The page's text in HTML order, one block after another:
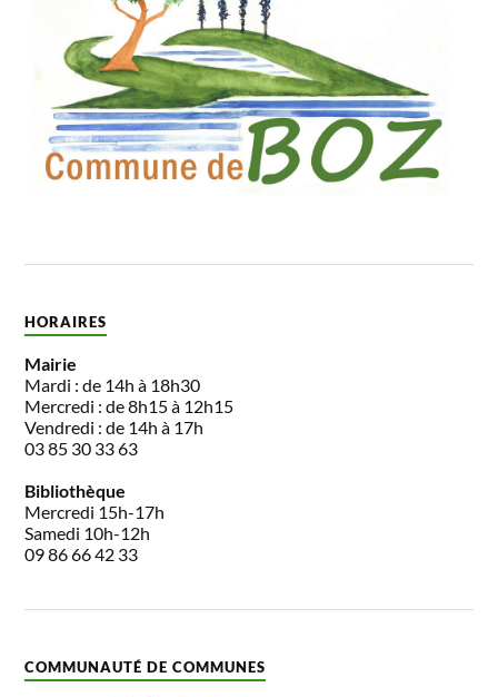
HORAIRES
Mairie
Mardi : de 14h à 18h30
Mercredi : de 8h15 à 12h15
Vendredi : de 14h à 17h
03 85 30 33 63
Bibliothèque
Mercredi 15h-17h
Samedi 10h-12h
09 86 66 42 33
COMMUNAUTÉ DE COMMUNES